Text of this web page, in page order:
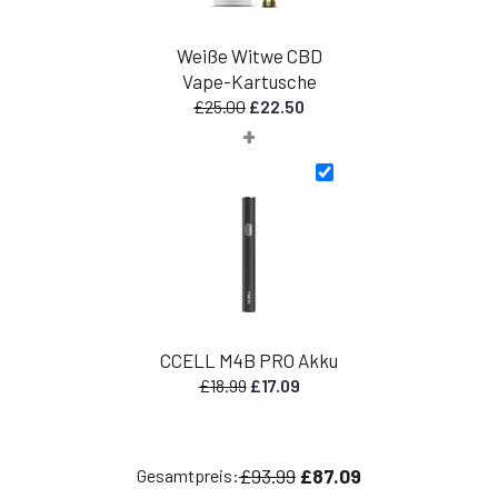
Weiße Witwe CBD
Vape-Kartusche
£25.00 Ursprünglicher
Preis
£22.50
£22.50.
+
CCELL M4B PRO Akku
£18.99 Ursprünglicher
£17.09Aktueller
Gesamtpreis:£93.99 £87.09